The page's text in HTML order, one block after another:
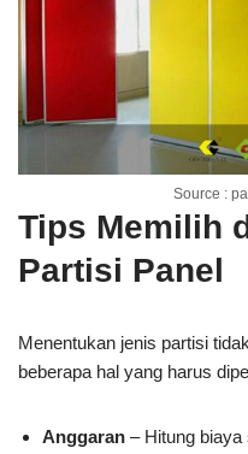
Source :
Tips Memilih
Partisi Panel
Menentukan jenis partisi
beberapa hal yang harus
Anggaran – Hitung biaya